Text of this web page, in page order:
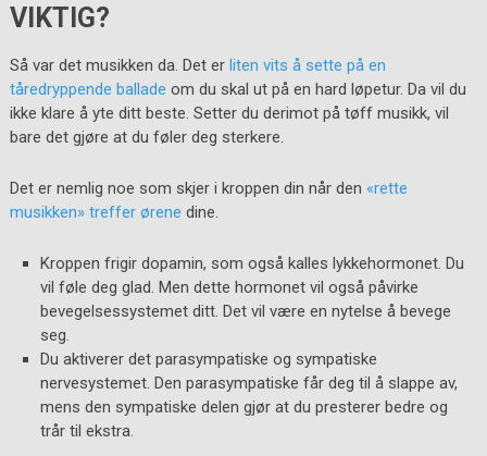
VIKTIG?
Så var det musikken da. Det er liten vits å sette på en
tåredryppende ballade om du skal ut på en hard løpetur. Da vil du
ikke klare å yte ditt beste. Setter du derimot på tøff musikk, vil
bare det gjøre at du føler deg sterkere.
Det er nemlig noe som skjer i kroppen din når den «rette
musikken» treffer ørene dine.
Kroppen frigir dopamin, som også kalles lykkehormonet. Du
vil føle deg glad. Men dette hormonet vil også påvirke
bevegelsessystemet ditt. Det vil være en nytelse å bevege
seg.
Du aktiverer det parasympatiske og sympatiske
nervesystemet. Den parasympatiske får deg til å slappe av,
mens den sympatiske delen gjør at du presterer bedre og
trår til ekstra.